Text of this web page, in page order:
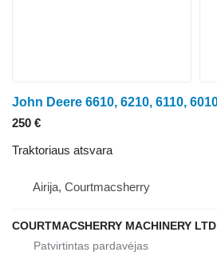
250 €
Traktoriaus atsvara
Airija, Courtmacsherry
COURTMACSHERRY MACHINERY LTD